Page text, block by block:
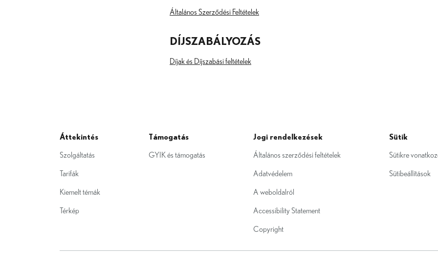
Általános Szerződési Feltételek
DÍJSZABÁLYOZÁS
Díjak és Díjszabási feltételek
Áttekintés
Szolgáltatás
Tarifák
Kiemelt témák
Térkép
Támogatás
GYIK és támogatás
Jogi rendelkezések
Általános szerződési feltételek
Adatvédelem
A weboldalról
Accessibility Statement
Copyright
Sütik
Sütikre
Sütibeállítások